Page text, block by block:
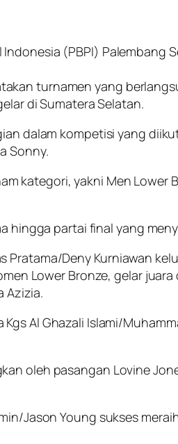
(PBPI)
turnamen yang
di Sumatera Selatan.
dalam kompetisi yang
Sonny.
kategori, yakni Men Lower
hingga partai final yang
Pratama/Deny Kurniawan
Lower Bronze, gelar
Azizia.
Al Ghazali Islami/
oleh pasangan Lovine
Jason Young sukses